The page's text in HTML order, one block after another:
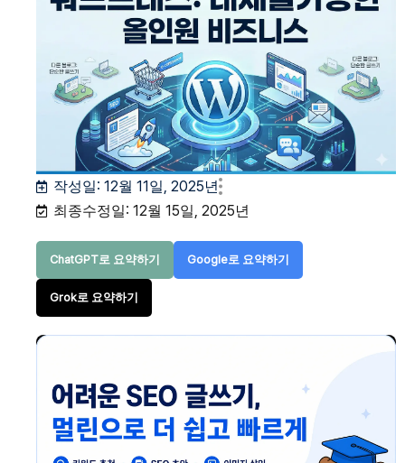
작성일: 12월 11일, 2025년
최종수정일: 12월 15일, 2025년
ChatGPT로 요약하기 Google로 요약하기
Grok로 요약하기